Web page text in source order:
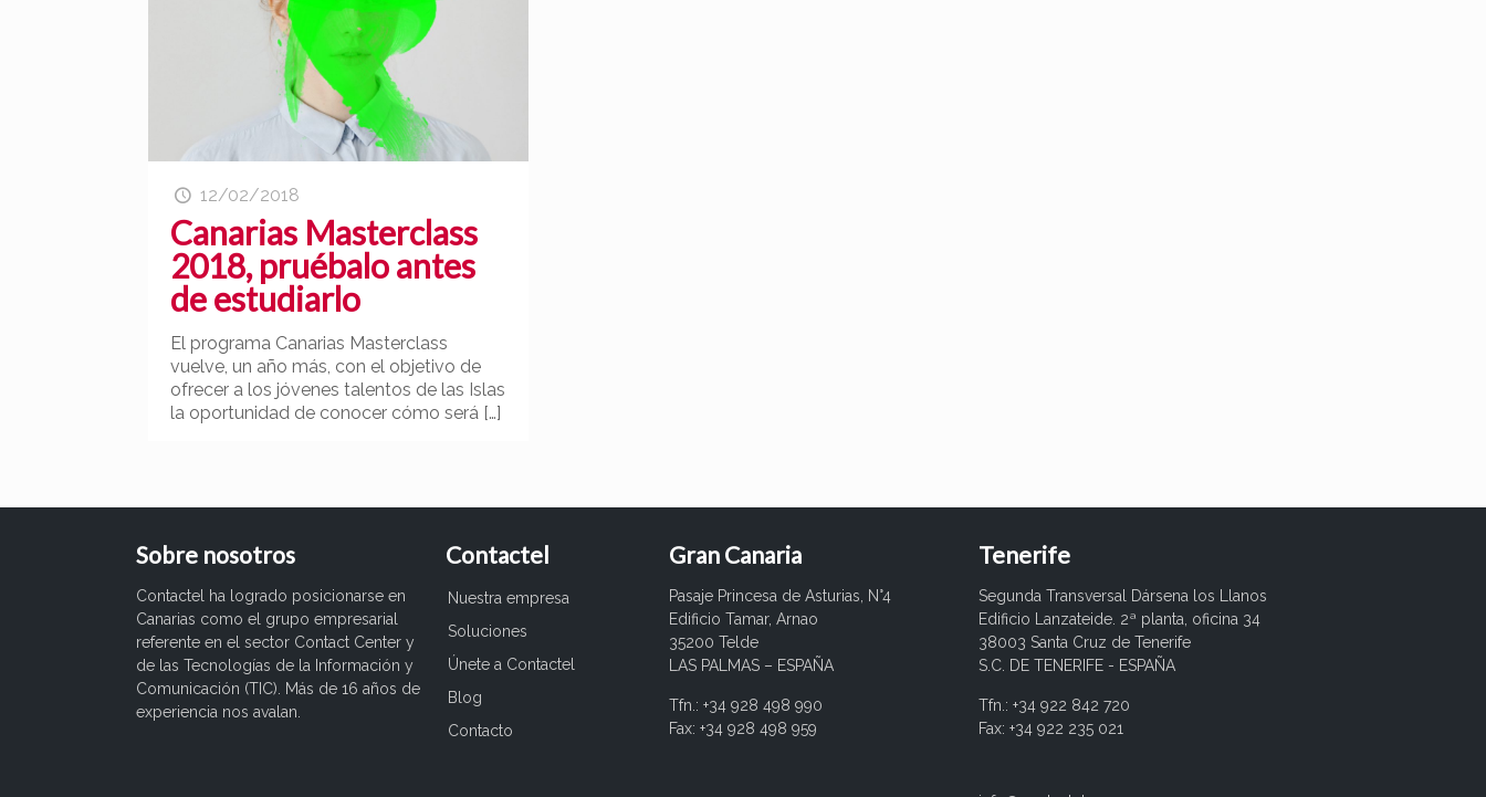
12/02/2018
Canarias Masterclass
2018, pruébalo antes
de estudiarlo
El programa Canarias Masterclass
vuelve, un año más, con el objetivo de
ofrecer a los jóvenes talentos de las Islas
la oportunidad de conocer cómo será […]
Sobre nosotros
Contactel ha logrado posicionarse en
Canarias como el grupo empresarial
referente en el sector Contact Center y
de las Tecnologías de la Información y
Comunicación (TIC). Más de 16 años de
experiencia nos avalan.
Contactel
Nuestra empresa
Soluciones
Únete a Contactel
Blog
Contacto
Gran Canaria
Pasaje Princesa de Asturias, N°4
Edificio Tamar, Arnao
35200 Telde
LAS PALMAS – ESPAÑA
Tfn.: +34 928 498 990
Fax: +34 928 498 959
Tenerife
Segunda Transversal Dársena los Llanos
Edificio Lanzateide. 2ª planta, oficina 34
38003 Santa Cruz de Tenerife
S.C. DE TENERIFE - ESPAÑA
Tfn.: +34 922 842 720
Fax: +34 922 235 021